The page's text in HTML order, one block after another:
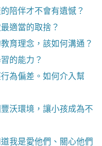
陪伴才不會有遺憾？
適當的取捨？
育理念，該如何溝通？
的能力？
為偏差。如何介入幫
沃環境，讓小孩成為不
我是愛他們、關心他們